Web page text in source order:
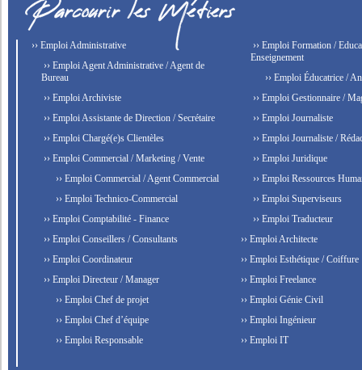
›› Emploi Administrative
›› Emploi Agent Administrative / Agent de
Bureau
›› Emploi Archiviste
›› Emploi Assistante de Direction / Secrétaire
›› Emploi Chargé(e)s Clientèles
›› Emploi Commercial / Marketing / Vente
›› Emploi Commercial / Agent Commercial
›› Emploi Technico-Commercial
›› Emploi Comptabilité - Finance
›› Emploi Conseillers / Consultants
›› Emploi Coordinateur
›› Emploi Directeur / Manager
›› Emploi Chef de projet
›› Emploi Chef d’équipe
›› Emploi Responsable
›› Emploi Formation /
Enseignement
›› Emploi Éducatrice /
›› Emploi Gestionnaire /
›› Emploi Journaliste
›› Emploi Journaliste /
›› Emploi Juridique
›› Emploi Ressources
›› Emploi Superviseurs
›› Emploi Traducteur
›› Emploi Architecte
›› Emploi Esthétique / Coiffure
›› Emploi Freelance
›› Emploi Génie Civil
›› Emploi Ingénieur
›› Emploi IT